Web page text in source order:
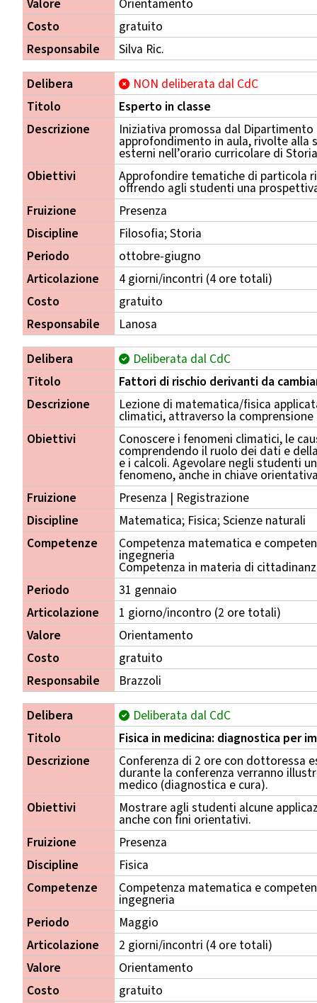
Valore
Orientamento
Costo
gratuito
Responsabile
Silva Ric.
Delibera
NON deliberata dal CdC
Titolo
Esperto in classe
Descrizione
Iniziativa promossa dal
approfondimento in aula, rivolte alla
esterni nell’orario curricolare di
Obiettivi
Approfondire tematiche di particola
offrendo agli studenti una
Fruizione
Presenza
Discipline
Filosofia; Storia
Periodo
ottobre-giugno
Articolazione
4 giorni/incontri (4 ore totali)
Costo
gratuito
Responsabile
Lanosa
Delibera
Deliberata dal CdC
Titolo
Fattori di rischio derivanti da
Descrizione
Lezione di matematica/fisica
climatici, attraverso la
Obiettivi
Conoscere i fenomeni climatici, le
comprendendo il ruolo dei dati e
e i calcoli. Agevolare negli studenti
fenomeno, anche in chiave
Fruizione
Presenza | Registrazione
Discipline
Matematica; Fisica; Scienze naturali
Competenze
Competenza matematica e
ingegneria
Competenza in materia di
Periodo
31 gennaio
Articolazione
1 giorno/incontro (2 ore totali)
Valore
Orientamento
Costo
gratuito
Responsabile
Brazzoli
Delibera
Deliberata dal CdC
Titolo
Fisica in medicina: diagnostica per
Descrizione
Conferenza di 2 ore con dottoressa
durante la conferenza verranno
medico (diagnostica e cura).
Obiettivi
Mostrare agli studenti alcune
anche con fini orientativi.
Fruizione
Presenza
Discipline
Fisica
Competenze
Competenza matematica e
ingegneria
Periodo
Maggio
Articolazione
2 giorni/incontri (4 ore totali)
Valore
Orientamento
Costo
gratuito